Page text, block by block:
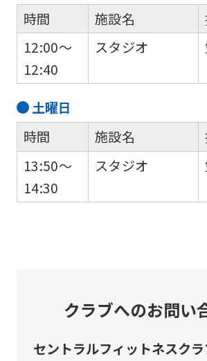
時間
12:00～
12:40
施設名
スタジオ
土曜日
時間
13:50～
14:30
施設名
スタジオ
クラブへのお問い
セントラルフィットネスク
website
is
English.
Click
to
to